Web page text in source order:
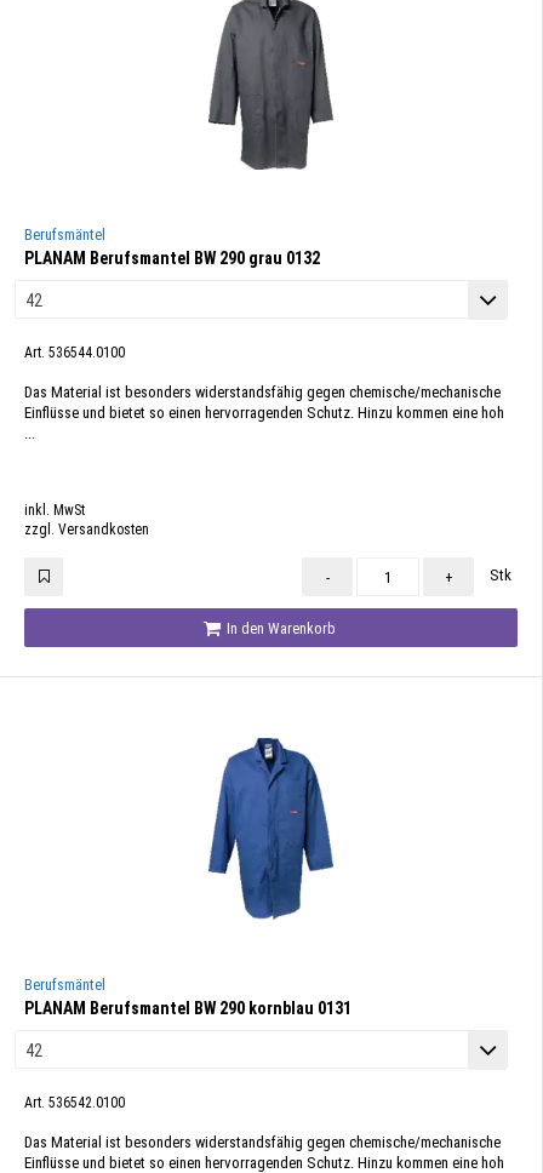
Berufsmäntel
PLANAM Berufsmantel BW 290 grau 0132
Art. 536544.0100
Das Material ist besonders widerstandsfähig gegen chemische/mechanische
Einflüsse und bietet so einen hervorragenden Schutz. Hinzu kommen eine hoh
...
inkl. MwSt
zzgl. Versandkosten
- + Stk
In den Warenkorb
Berufsmäntel
PLANAM Berufsmantel BW 290 kornblau 0131
Art. 536542.0100
Das Material ist besonders widerstandsfähig gegen chemische/mechanische
Einflüsse und bietet so einen hervorragenden Schutz. Hinzu kommen eine hoh